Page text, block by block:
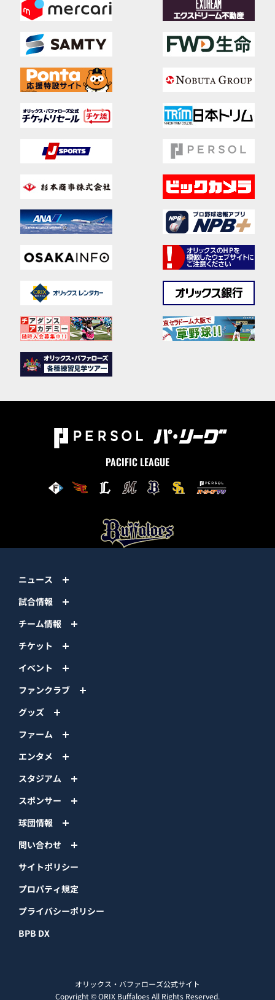
PACIFIC LEAGUE
ニュース
試合情報
チーム情報
チケット
イベント
ファンクラブ
グッズ
ファーム
エンタメ
スタジアム
スポンサー
球団情報
問い合わせ
サイトポリシー
プロパティ規定
プライバシーポリシー
BPB DX
オリックス・バファローズ公式サイト
Copyright © ORIX Buffaloes All Rights Reserved.